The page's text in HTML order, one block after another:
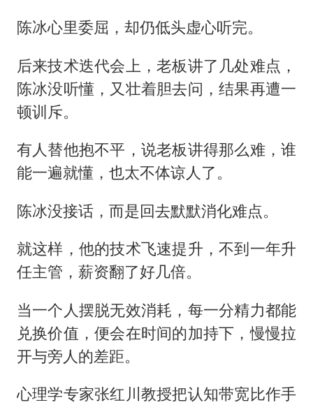
陈冰心里委屈，却仍低头虚心听完。
后来技术迭代会上，老板讲了几处难点，
陈冰没听懂，又壮着胆去问，结果再遭一
顿训斥。
有人替他抱不平，说老板讲得那么难，谁
能一遍就懂，也太不体谅人了。
陈冰没接话，而是回去默默消化难点。
就这样，他的技术飞速提升，不到一年升
任主管，薪资翻了好几倍。
当一个人摆脱无效消耗，每一分精力都能
兑换价值，便会在时间的加持下，慢慢拉
开与旁人的差距。
心理学专家张红川教授把认知带宽比作手